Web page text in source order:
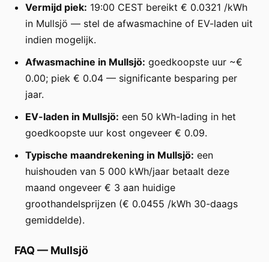
Vermijd piek: 19:00 CEST bereikt € 0.0321 /kWh
in Mullsjö — stel de afwasmachine of EV-laden uit
indien mogelijk.
Afwasmachine in Mullsjö: goedkoopste uur ~€
0.00; piek € 0.04 — significante besparing per
jaar.
EV-laden in Mullsjö: een 50 kWh-lading in het
goedkoopste uur kost ongeveer € 0.09.
Typische maandrekening in Mullsjö: een
huishouden van 5 000 kWh/jaar betaalt deze
maand ongeveer € 3 aan huidige
groothandelsprijzen (€ 0.0455 /kWh 30-daags
gemiddelde).
FAQ — Mullsjö